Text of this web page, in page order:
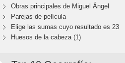
Obras principales de Miguel Ángel
Parejas de película
Elige las sumas cuyo resultado es 23
Huesos de la cabeza (1)